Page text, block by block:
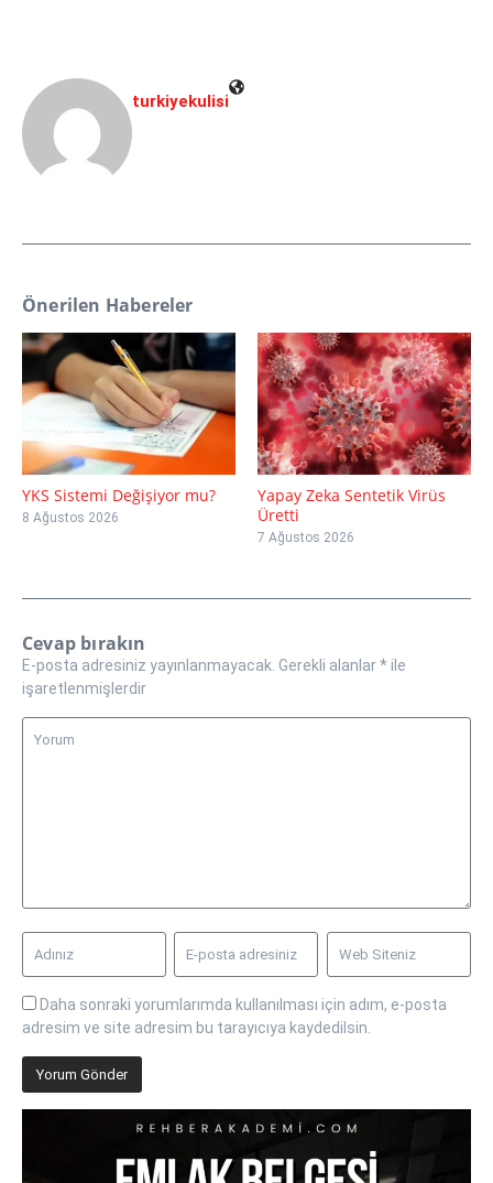
turkiyekulisi
Önerilen Habereler
YKS Sistemi Değişiyor mu?
8 Ağustos 2026
Yapay Zeka Sentetik Virüs
Üretti
7 Ağustos 2026
Cevap bırakın
E-posta adresiniz yayınlanmayacak. Gerekli alanlar*ile
işaretlenmişlerdir
Daha sonraki yorumlarımda kullanılması için adım, e-posta
adresim ve site adresim bu tarayıcıya kaydedilsin.